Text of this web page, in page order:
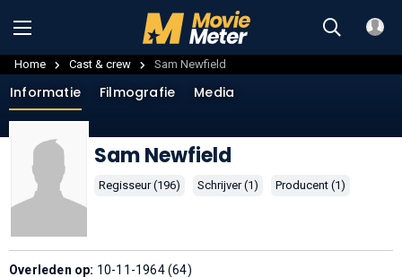
Home Cast & crew Sam Newfield
Informatie Filmografie Media
Sam Newfield
Regisseur (196) Schrijver (1) Producent (1)
Overleden op: 10-11-1964 (64)